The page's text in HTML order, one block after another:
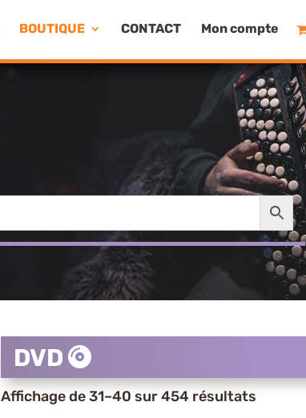
BOUTIQUE CONTACT Mon compte
DVD
Affichage de 31–40 sur 454 résultats